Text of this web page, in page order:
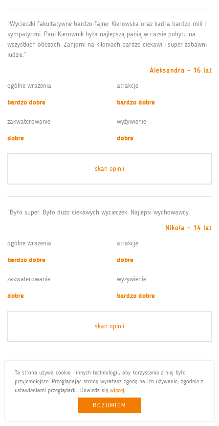
Ta strona używa cookie i innych technologii, aby korzystanie z niej było
przyjemniejsze. Przeglądając stronę wyrażasz zgodę na ich używanie, zgodnie z
ustawieniami przeglądarki. Dowiedz się więcej.
ROZUMIEM
“Wycieczki fakultatywne bardzo fajne. Kierowska oraz kadra bardzo mili i
sympatyczni. Pani Kierownik była najlepszą panią w cazsie pobytu na
wszystkich obozach. Zanjomi na kiloniach bardzo ciekawi i super zabawni
ludzie.”
Aleksandra - 16 lat
ogólne wrażenia
bardzo dobre
atrakcje
bardzo dobre
zakwaterowanie
dobre
wyżywienie
dobre
skan opinii
“Było super. Było dużo ciekawych wycieczek. Najlepsi wychowawcy.”
Nikola - 14 lat
ogólne wrażenia
bardzo dobre
atrakcje
dobre
zakwaterowanie
dobre
wyżywienie
bardzo dobre
skan opinii
“Najlepsza wycieczka rejs statkiem. Fajny pan kierowca. Ciekawi ludzie.”
Julia - 16 lat